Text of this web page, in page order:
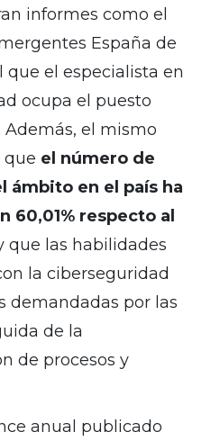
informes como el
España de
que el especialista en
ocupa el puesto
el mismo
que el número de
ámbito en el país ha
60,01% respecto al
que las habilidades
la ciberseguridad
demandadas por las
de la
de procesos y
anual publicado